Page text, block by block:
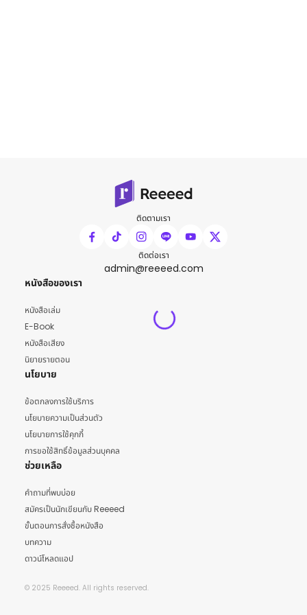
ติดตามเรา
ติดต่อเรา
admin@reeeed.com
หนังสือของเรา
หนังสือเล่ม
E-Book
หนังสือเสียง
นิยายรายตอน
นโยบาย
ข้อตกลงการใช้บริการ
นโยบายความเป็นส่วนตัว
นโยบายการใช้คุกกี้
การขอใช้สิทธิ์ข้อมูลส่วนบุคคล
ช่วยเหลือ
คำถามที่พบบ่อย
สมัครเป็นนักเขียนกับ Reeeed
ขั้นตอนการสั่งซื้อหนังสือ
บทความ
ดาวน์โหลดแอป
© 2025 Reeeed. All rights reserved.